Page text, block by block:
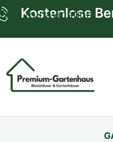
Skip to navigation
Kostenlose